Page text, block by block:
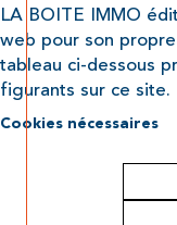
LA BOITE IMMO
web pour son
tableau ci-dessous
figurants sur ce site.
Cookies nécessaires